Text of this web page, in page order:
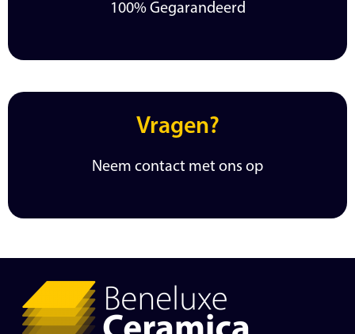
100% Gegarandeerd
Vragen?
Neem contact met ons op